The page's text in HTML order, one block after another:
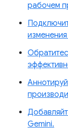
рабочем
Gemini.